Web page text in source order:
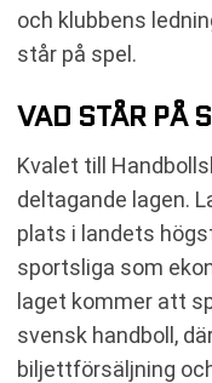
och klubbens
står på spel.
VAD STÅR PÅ
Kvalet till
deltagande lagen.
plats i landets
sportsliga som
laget kommer att
svensk handboll,
biljettförsäljning